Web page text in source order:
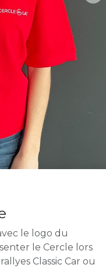
le logo du
le Cercle lors
Classic Car ou